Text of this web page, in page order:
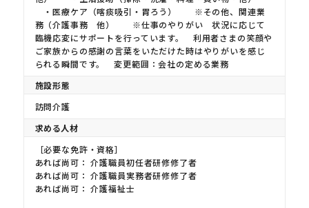
・医療ケア（喀痰吸引・胃ろう） ※その他、関連業
務（介護事務 他） ※仕事のやりがい 状況に応じて
臨機応変にサポートを行っています。 利用者さまの笑顔や
ご家族からの感謝の言葉をいただけた時はやりがいを感じ
られる瞬間です。 変更範囲：会社の定める業務
施設形態
訪問介護
求める人材
［必要な免許・資格］
あれば尚可： 介護職員初任者研修修了者
あれば尚可： 介護職員実務者研修修了者
あれば尚可： 介護福祉士